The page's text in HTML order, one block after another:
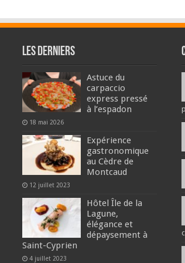
Les derniers
Astuce du
carpaccio
express pressé
à l’espadon
18 mai 2026
Expérience
gastronomique
au Cèdre de
Montcaud
12 juillet 2023
Hôtel Île de la
Lagune,
élégance et
dépaysement à
Saint-Cyprien
4 juillet 2023